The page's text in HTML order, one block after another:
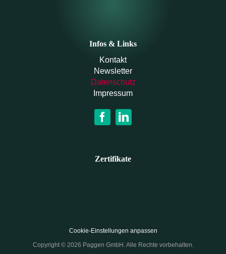
Infos & Links
Kontakt
Newsletter
Datenschutz
Impressum
Zertifikate
Cookie-Einstellungen anpassen
Copyright © 2026 Paggen GmbH. Alle Rechte vorbehalten.